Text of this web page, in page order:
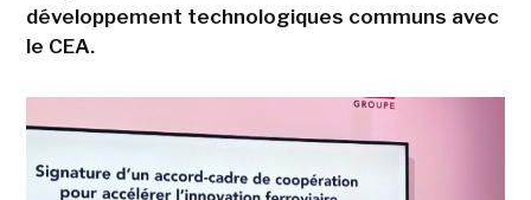
développement technologiques communs avec
le CEA.